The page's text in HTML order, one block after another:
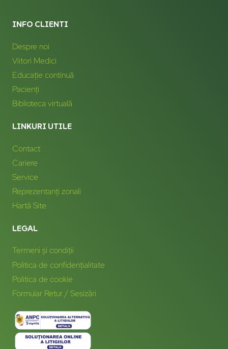
INFO CLIENTI
Despre noi
Viitori Medici
Educație continuă
Pacienți
Biblioteca virtuală
LINKURI UTILE
Contact
Cariere
Service
Reprezentanți zonali
Hartă Site
LEGAL
Termeni și condiții
Politica de confidențialitate
Politica de cookie
Formular Retur / Sesizări